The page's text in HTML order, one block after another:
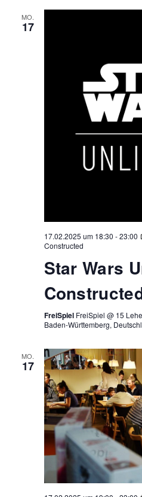
MO.
17
17.02.2025 um 18:30 -23:00
Constructed
Star Wars
FreiSpiel FreiSpiel @ 15
Baden-Württemberg,
MO.
17